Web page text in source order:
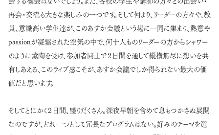
再会・交流も大きな楽しみの一つです。そして何より、リーダーの方々や、教
員、意識高い学生達が、このあすか会議という場に一同に集まり、熱意や
passionが凝縮された空気の中で、何十人ものリーダーの方からシャワー
のように薫陶を受け、参加者同士で２日間を通して縦横無尽に想いを共
有しあえる、このライブ感こそが、あすか会議でしか得られない最大の価
値だと思います。
そしてとにかく２日間、盛りだくさん。深夜早朝を含めて息もつかさぬ展開
なのですが、どれ一つとして冗長なプログラムはない。好みのテーマを選